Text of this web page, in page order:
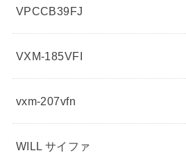
VPCCB39FJ
VXM-185VFI
vxm-207vfn
WILL サイファ